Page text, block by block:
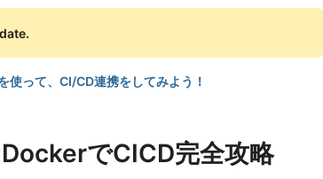
使って、CI/CD連携をしてみよう！
でCICD完全攻略